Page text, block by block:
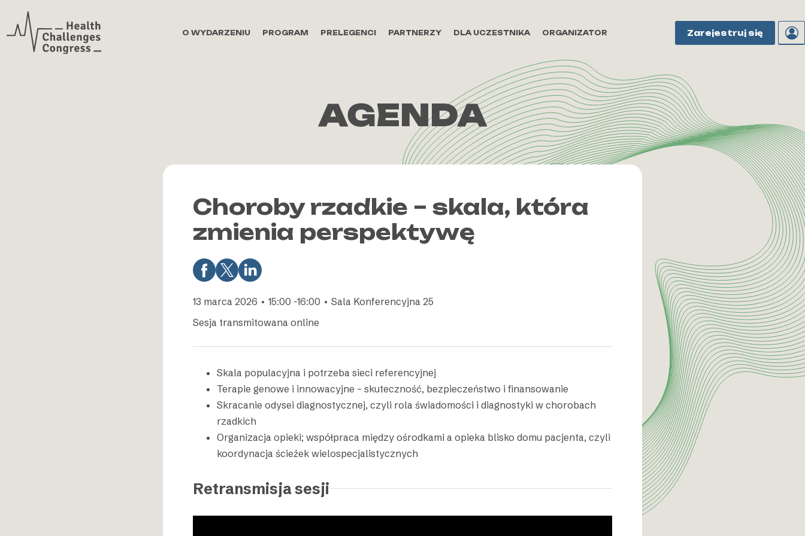
O WYDARZENIU PROGRAM PRELEGENCI PARTNERZY DLA UCZESTNIKA ORGANIZATOR Zarejestruj się
Zaloguj się
AGENDA
Choroby rzadkie – skala, która
zmienia perspektywę
13 marca 2026 • 15:00 -16:00 • Sala Konferencyjna 25
Sesja transmitowana online
Skala populacyjna i potrzeba sieci referencyjnej
Terapie genowe i innowacyjne – skuteczność, bezpieczeństwo i finansowanie
Skracanie odysei diagnostycznej, czyli rola świadomości i diagnostyki w chorobach
rzadkich
Organizacja opieki; współpraca między ośrodkami a opieka blisko domu pacjenta, czyli
koordynacja ścieżek wielospecjalistycznych
Retransmisja sesji